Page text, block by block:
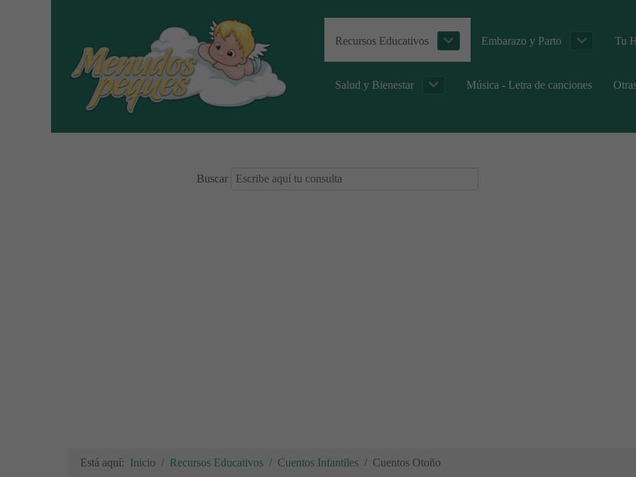
Recursos Educativos Embarazo y Parto Tu
Salud y Bienestar Música - Letra de canciones
Buscar
Está aquí: Inicio Recursos Educativos Cuentos Infantiles Cuentos Otoño